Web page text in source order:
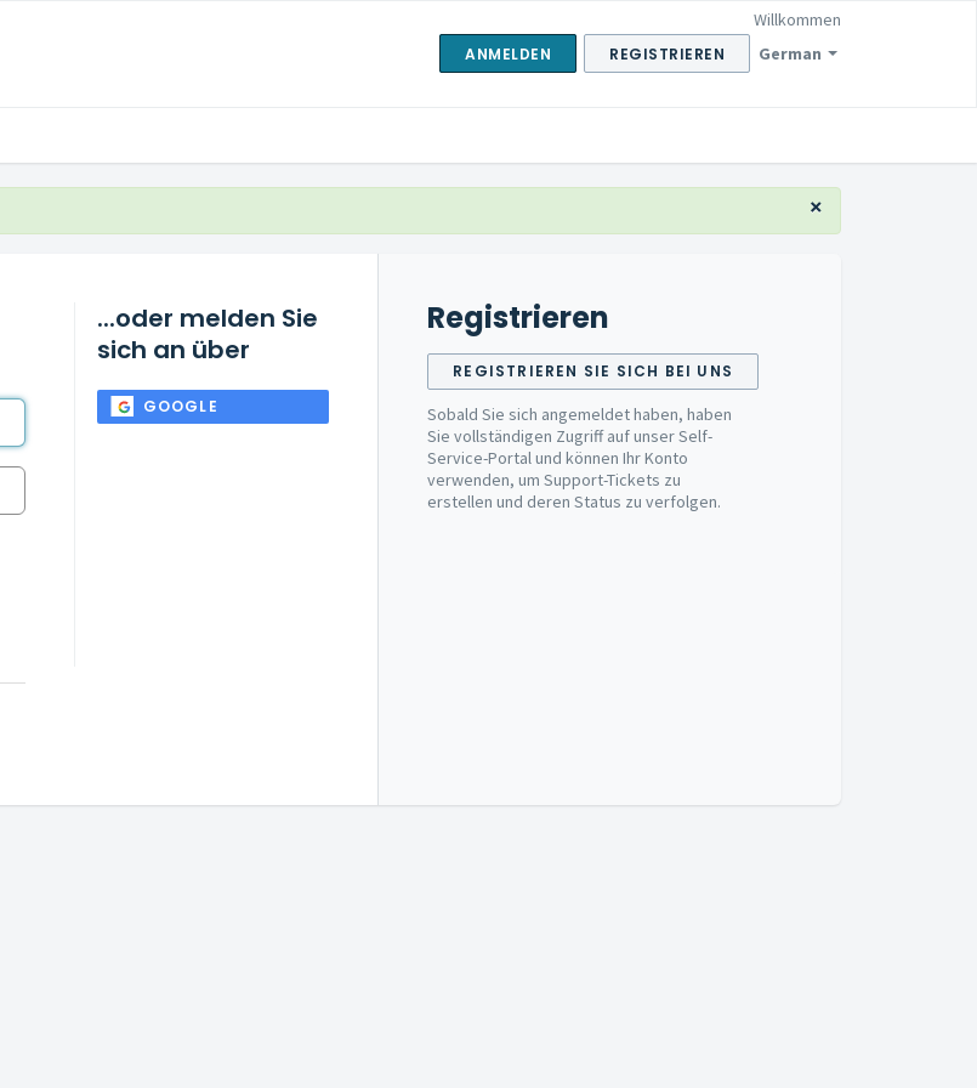
German
Willkommen
ANMELDEN REGISTRIEREN
×
...oder melden Sie
sich an über
GOOGLE
Registrieren
REGISTRIEREN SIE SICH BEI UNS
Sobald Sie sich angemeldet haben, haben
Sie vollständigen Zugriff auf unser Self-
Service-Portal und können Ihr Konto
verwenden, um Support-Tickets zu
erstellen und deren Status zu verfolgen.